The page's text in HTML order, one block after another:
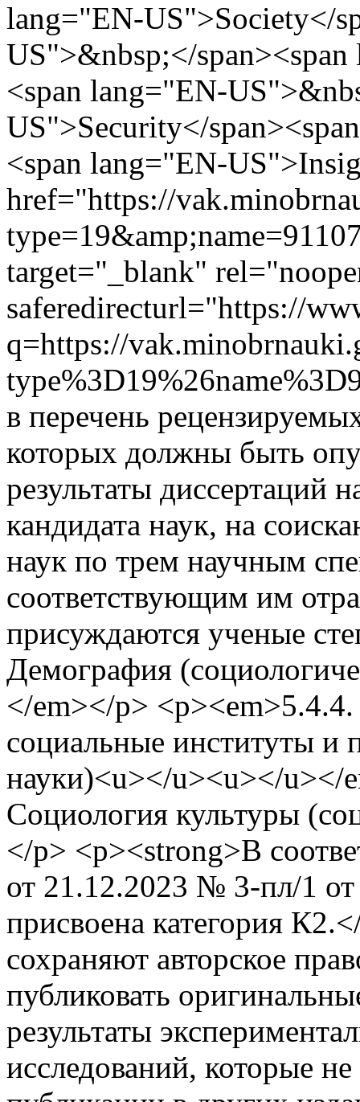
lang="EN-US">Society</
US">&nbsp;</
<span lang="EN-
US">Security</
<span lang="EN-
href="https://
target="_blank"
saferedirecturl="https://
q=https://
в перечень
которых должны быть
результаты диссертаций
кандидата наук, на
наук по трем научным
соответствующим им
присуждаются ученые
Демография
</em></p> <p><em>5.4.4.
социальные институты и
науки)<u></u><u></u></
Социология культуры
</p> <p><strong>В
от 21.12.2023 № 3-пл/1 от
присвоена категория
сохраняют авторское
публиковать
результаты
исследований, которые